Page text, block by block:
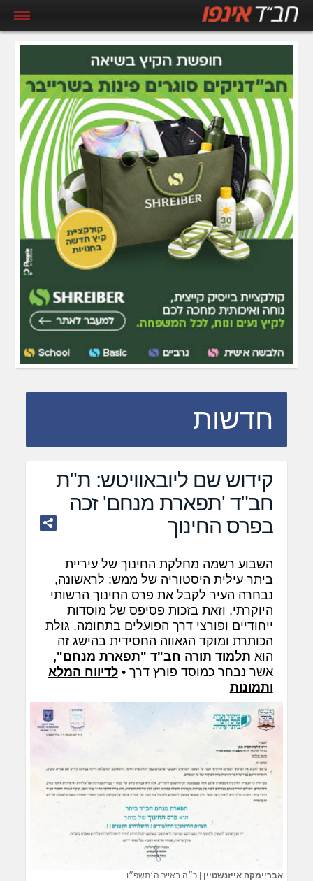
חדשות
קידוש שם ליובאוויטש: ת"ת
חב"ד 'תפארת מנחם' זכה
בפרס החינוך
השבוע רשמה מחלקת החינוך של עיריית
ביתר עילית היסטוריה של ממש: לראשונה,
נבחרה העיר לקבל את פרס החינוך הרשותי
היוקרתי, וזאת בזכות פסיפס של מוסדות
ייחודיים ופורצי דרך הפועלים בתחומה. גולת
הכותרת ומוקד הגאווה החסידית בהישג זה
הוא תלמוד תורה חב"ד "תפארת מנחם",
אשר נבחר כמוסד פורץ דרך •לדיווח המלא
ותמונות
אבריימקה אייזנשטיין |כ״ה באייר ה׳תשפ״ו